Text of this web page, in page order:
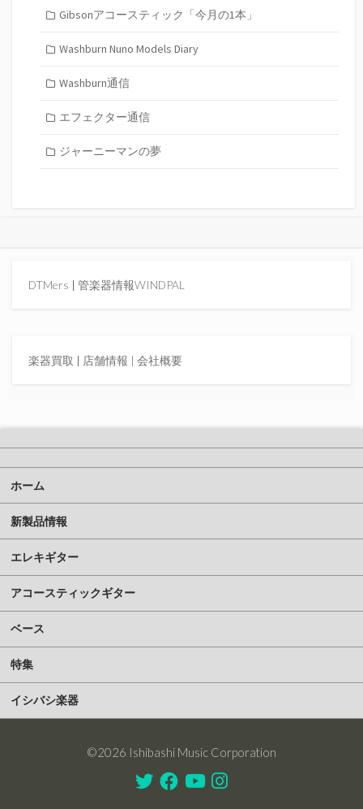
Gibsonアコースティック「今月の1本」
Washburn Nuno Models Diary
Washburn通信
エフェクター通信
ジャーニーマンの夢
DTMers | 管楽器情報WINDPAL
楽器買取 | 店舗情報 | 会社概要
ホーム
新製品情報
エレキギター
アコースティックギター
ベース
特集
イシバシ楽器
©2026 Ishibashi Music Corporation
TwitterFacebook
YoutubeInstagram